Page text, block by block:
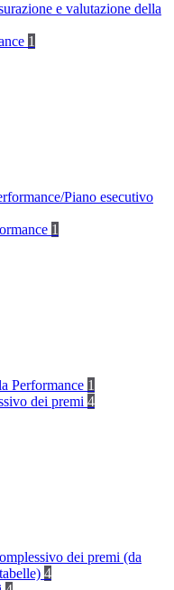
e valutazione della
1
Piano esecutivo
1
Performance 1
dei premi 4
dei premi (da
4